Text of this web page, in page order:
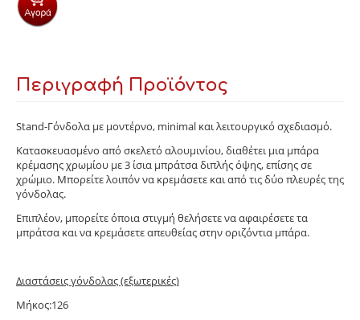
Περιγραφή Προϊόντος
Stand-Γόνδολα με μοντέρνο, minimal και λειτουργικό σχεδιασμό.
Κατασκευασμένο από σκελετό αλουμινίου, διαθέτει μια μπάρα
κρέμασης χρωμίου με 3 ίσια μπράτσα διπλής όψης, επίσης σε
χρώμιο. Μπορείτε λοιπόν να κρεμάσετε και από τις δύο πλευρές της
γόνδολας.
Επιπλέον, μπορείτε όποια στιγμή θελήσετε να αφαιρέσετε τα
μπράτσα και να κρεμάσετε απευθείας στην οριζόντια μπάρα.
Διαστάσεις γόνδολας (εξωτερικές)
Μήκος:126